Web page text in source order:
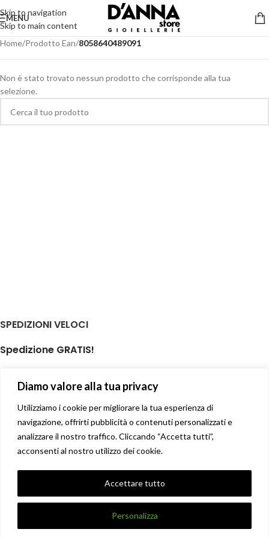
Diamo valore alla tua privacy
Utilizziamo i cookie per migliorare la tua esperienza di
navigazione, offrirti pubblicità o contenuti personalizzati e
analizzare il nostro traffico. Cliccando “Accetta tutti”,
acconsenti al nostro utilizzo dei cookie.
Personalizza
Accettare tutto
Skip to navigation
Skip to main content
MENU
Home/Prodotto Ean/8058640489091
Non è stato trovato nessun prodotto che corrisponde alla tua
selezione.
SPEDIZIONI VELOCI
Spedizione GRATIS!
isole minori non incluse
Soddisfatti o rimborsati
14 giorni diritto di recesso facile
Condizioni di vendita